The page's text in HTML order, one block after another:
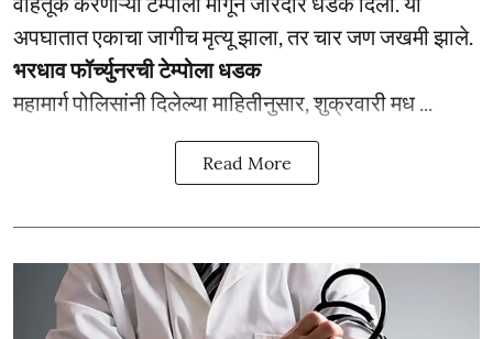
अपघातात एकाचा जागीच मृत्यू झाला, तर चार जण जखमी झाले.
भरधाव फॉर्च्युनरची टेम्पोला धडक
महामार्ग पोलिसांनी दिलेल्या माहितीनुसार, शुक्रवारी मध ...
Read More